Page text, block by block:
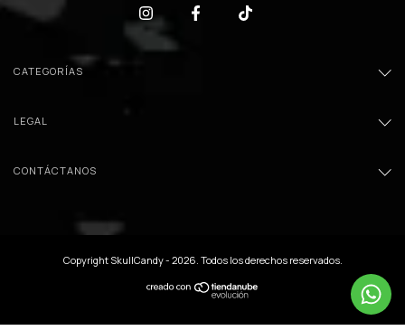
CATEGORÍAS
LEGAL
CONTÁCTANOS
Copyright SkullCandy - 2026. Todos los derechos reservados.